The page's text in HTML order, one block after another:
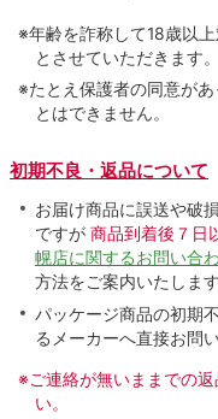
※年齢を詐称して18歳以
とさせていただきます。
※たとえ保護者の同意が
とはできません。
初期不良・返品について
お届け商品に誤送や破
ですが 商品到着後７日
幌店に関するお問い合わ
方法をご案内いたします
パッケージ商品の初期
るメーカーへ直接お問
※ご連絡が無いままでの
い。